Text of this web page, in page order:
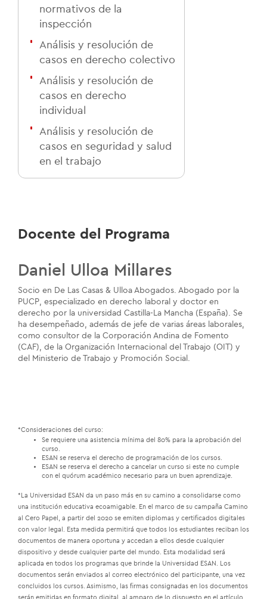
normativos de la
inspección
Análisis y resolución de
casos en derecho colectivo
Análisis y resolución de
casos en derecho
individual
Análisis y resolución de
casos en seguridad y salud
en el trabajo
Docente del Programa
Daniel Ulloa Millares
Socio en De Las Casas & Ulloa Abogados. Abogado por la
PUCP, especializado en derecho laboral y doctor en
derecho por la universidad Castilla-La Mancha (España). Se
ha desempeñado, además de jefe de varias áreas laborales,
como consultor de la Corporación Andina de Fomento
(CAF), de la Organización Internacional del Trabajo (OIT) y
del Ministerio de Trabajo y Promoción Social.
*Consideraciones del curso:
Se requiere una asistencia mínima del 80% para la aprobación del
curso.
ESAN se reserva el derecho de programación de los cursos.
ESAN se reserva el derecho a cancelar un curso si este no cumple
con el quórum académico necesario para un buen aprendizaje.
*La Universidad ESAN da un paso más en su camino a consolidarse como
una institución educativa ecoamigable. En el marco de su campaña Camino
al Cero Papel, a partir del 2020 se emiten diplomas y certificados digitales
con valor legal. Esta medida permitirá que todos los estudiantes reciban los
documentos de manera oportuna y accedan a ellos desde cualquier
dispositivo y desde cualquier parte del mundo. Esta modalidad será
aplicada en todos los programas que brinde la Universidad ESAN. Los
documentos serán enviados al correo electrónico del participante, una vez
concluidos los cursos. Asimismo, las firmas consignadas en los documentos
serán emitidas en formato digital, al amparo de lo dispuesto en el artículo